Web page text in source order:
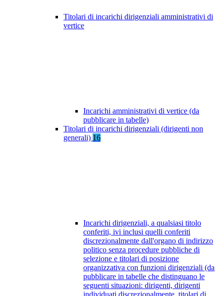
Titolari di incarichi dirigenziali amministrativi di
vertice
Incarichi amministrativi di vertice (da
pubblicare in tabelle)
Titolari di incarichi dirigenziali (dirigenti non
generali) 16
Incarichi dirigenziali, a qualsiasi titolo
conferiti, ivi inclusi quelli conferiti
discrezionalmente dall'organo di indirizzo
politico senza procedure pubbliche di
selezione e titolari di posizione
organizzativa con funzioni dirigenziali (da
pubblicare in tabelle che distinguano le
seguenti situazioni: dirigenti, dirigenti